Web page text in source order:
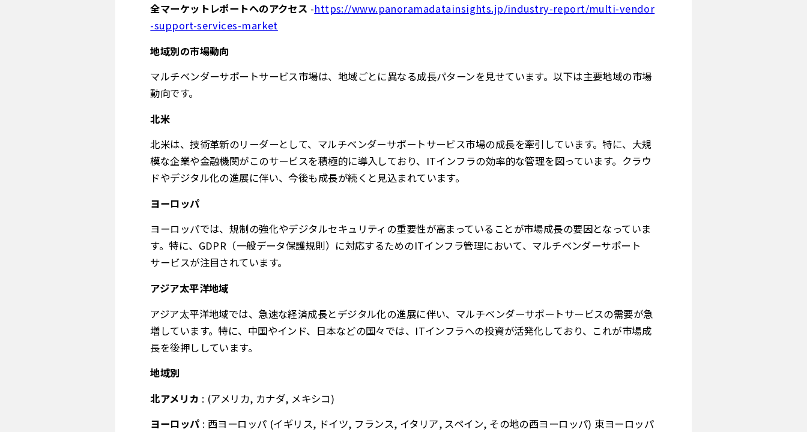
全マーケットレポートへのアクセス -https://www.panoramadatainsights.jp/industry-report/multi-vendor
-support-services-market
地域別の市場動向
マルチベンダーサポートサービス市場は、地域ごとに異なる成長パターンを見せています。以下は主要地域の市場
動向です。
北米
北米は、技術革新のリーダーとして、マルチベンダーサポートサービス市場の成長を牽引しています。特に、大規
模な企業や金融機関がこのサービスを積極的に導入しており、ITインフラの効率的な管理を図っています。クラウ
ドやデジタル化の進展に伴い、今後も成長が続くと見込まれています。
ヨーロッパ
ヨーロッパでは、規制の強化やデジタルセキュリティの重要性が高まっていることが市場成長の要因となっていま
す。特に、GDPR（一般データ保護規則）に対応するためのITインフラ管理において、マルチベンダーサポート
サービスが注目されています。
アジア太平洋地域
アジア太平洋地域では、急速な経済成長とデジタル化の進展に伴い、マルチベンダーサポートサービスの需要が急
増しています。特に、中国やインド、日本などの国々では、ITインフラへの投資が活発化しており、これが市場成
長を後押ししています。
地域別
北アメリカ : (アメリカ, カナダ, メキシコ)
ヨーロッパ : 西ヨーロッパ (イギリス, ドイツ, フランス, イタリア, スペイン, その地の西ヨーロッパ) 東ヨーロッパ